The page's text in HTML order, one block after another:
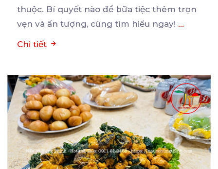
thuộc. Bí quyết nào để bữa tiệc thêm trọn
vẹn và ấn tượng, cùng tìm hiểu ngay! ...
Chi tiết